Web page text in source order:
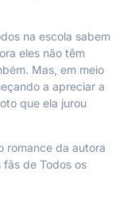
na escola sabem
eles não têm
Mas, em meio
a apreciar a
que ela jurou
romance da autora
fãs de Todos os